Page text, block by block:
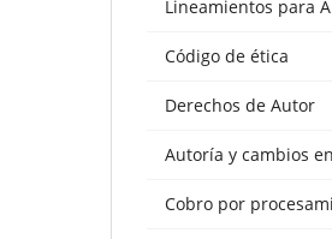
Lineamientos para
Código de ética
Derechos de Autor
Autoría y cambios
Cobro por